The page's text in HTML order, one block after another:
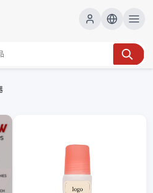
B2C
, wholesale 矫姿器,
背痛，适合办公室、家庭及长期佩戴，